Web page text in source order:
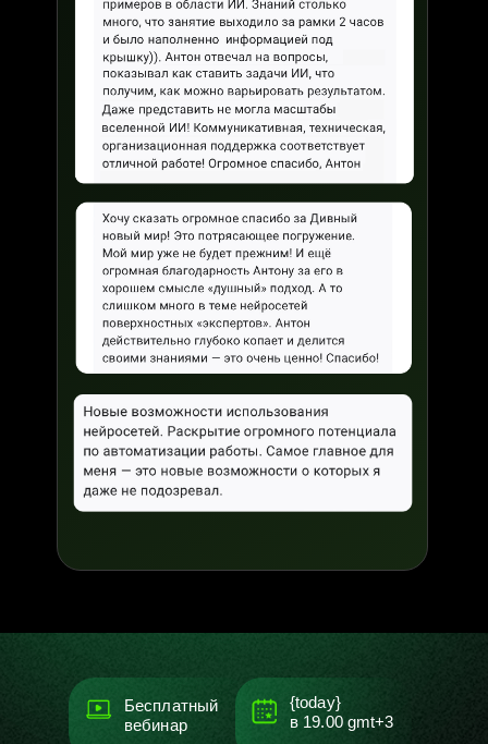
Бесплатный
вебинар
{today}
в 19.00 gmt+3
Как использовать
нейросети
для генерации контента
на Youtube